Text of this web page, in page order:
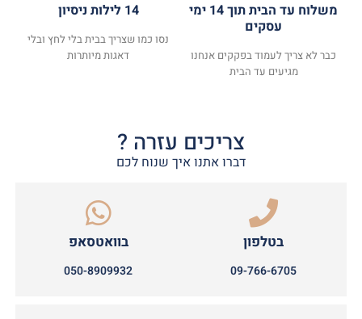
משלוח עד הבית תוך 14 ימי
עסקים
כבר לא צריך לעמוד בפקקים אנחנו
מגיעים עד הבית
14 לילות ניסיון
נסו כמו שצריך בבית בלי לחץ ובלי
דאגות מיותרות
צריכים עזרה ?
דברו אתנו איך שנוח לכם
בטלפון
09-766-6705
בוואטסאפ
050-8909932